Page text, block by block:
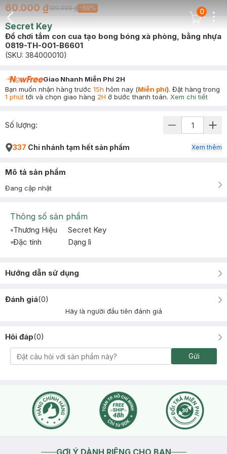
Back Icon
Cart Icon
0
60.000 ₫120.000 ₫ -50%
Secret Key
Đồ chơi tắm con cua tạo bong bóng xà phòng, bằng nhựa
0819-TH-001-B6601
(SKU: 384000010)
Giao Nhanh Miễn Phí 2H
Bạn muốn nhận hàng trước 15h hôm nay (Miễn phí). Đặt hàng trong
1 phúttới và chọn giao hàng 2H ở bước thanh toán. Xem chi tiết
Số lượng:
337 Chi nhánh tạm hết sản phẩm Xem thêm
Mô tả sản phẩm
Đang cập nhật
Thông số sản phẩm
Thương Hiệu
Secret Key
Đặc tính
Dạng lì
Hướng dẫn sử dụng
Đánh giá(0)
Hãy là người đầu tiên đánh giá
Hỏi đáp(0)
Gửi
GỢI Ý DÀNH RIÊNG CHO BẠN